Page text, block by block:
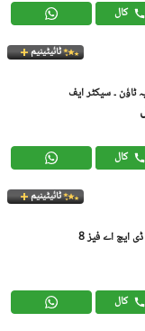
کال
ٹائیٹینیم
ٹاؤن ۔ سیکٹر ایف
کال
ٹائیٹینیم
کال